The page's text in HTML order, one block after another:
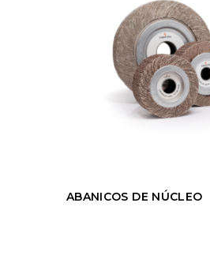
ABANICOS DE NÚCLEO